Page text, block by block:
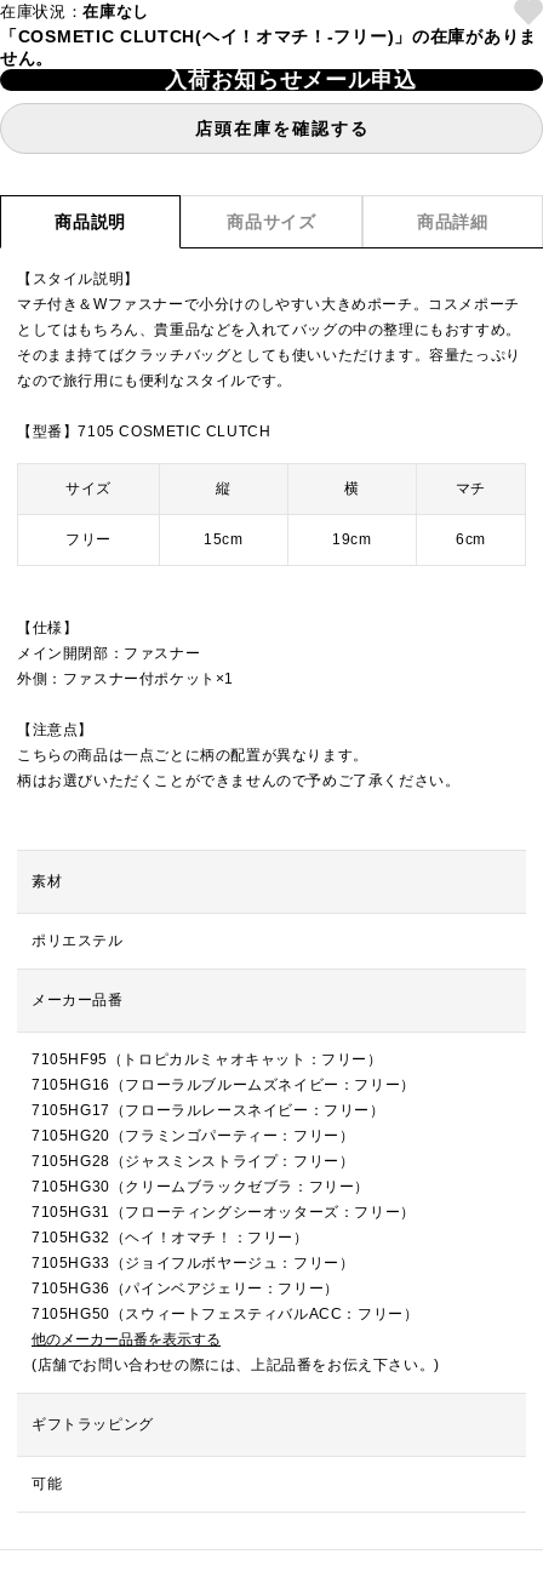
在庫状況：在庫なし
「COSMETIC CLUTCH(ヘイ！オマチ！-フリー)」の在庫がありま
せん。
入荷お知らせメール申込
店頭在庫を確認する
商品説明 商品サイズ 商品詳細
【スタイル説明】
マチ付き＆Wファスナーで小分けのしやすい大きめポーチ。コスメポーチ
としてはもちろん、貴重品などを入れてバッグの中の整理にもおすすめ。
そのまま持てばクラッチバッグとしても使いいただけます。容量たっぷり
なので旅行用にも便利なスタイルです。
【型番】7105 COSMETIC CLUTCH
サイズ 縦 横 マチ
フリー 15cm 19cm 6cm
【仕様】
メイン開閉部：ファスナー
外側：ファスナー付ポケット×1
【注意点】
こちらの商品は一点ごとに柄の配置が異なります。
柄はお選びいただくことができませんので予めご了承ください。
素材
ポリエステル
メーカー品番
7105HF95（トロピカルミャオキャット：フリー）
7105HG16（フローラルブルームズネイビー：フリー）
7105HG17（フローラルレースネイビー：フリー）
7105HG20（フラミンゴパーティー：フリー）
7105HG28（ジャスミンストライプ：フリー）
7105HG30（クリームブラックゼブラ：フリー）
7105HG31（フローティングシーオッターズ：フリー）
7105HG32（ヘイ！オマチ！：フリー）
7105HG33（ジョイフルボヤージュ：フリー）
7105HG36（パインベアジェリー：フリー）
7105HG50（スウィートフェスティバルACC：フリー）
他のメーカー品番を表示する
(店舗でお問い合わせの際には、上記品番をお伝え下さい。)
ギフトラッピング
可能